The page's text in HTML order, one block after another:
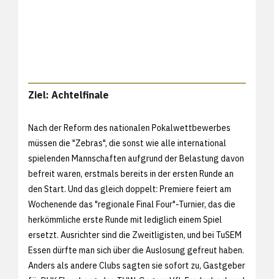
Ziel: Achtelfinale
Nach der Reform des nationalen Pokalwettbewerbes
müssen die "Zebras", die sonst wie alle international
spielenden Mannschaften aufgrund der Belastung davon
befreit waren, erstmals bereits in der ersten Runde an
den Start. Und das gleich doppelt: Premiere feiert am
Wochenende das "regionale Final Four"-Turnier, das die
herkömmliche erste Runde mit lediglich einem Spiel
ersetzt. Ausrichter sind die Zweitligisten, und bei TuSEM
Essen dürfte man sich über die Auslosung gefreut haben.
Anders als andere Clubs sagten sie sofort zu, Gastgeber